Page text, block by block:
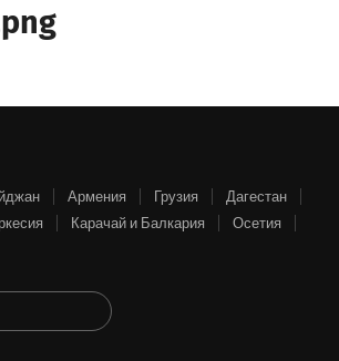
Армения Грузия
Дагестан
Карачай и Балкария
Осетия